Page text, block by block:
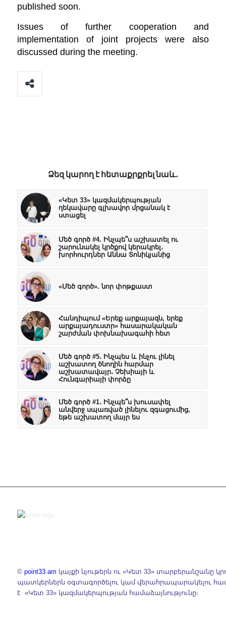
published soon.
Issues of further cooperation and
implementation of joint projects were also
discussed during the meeting.
Ձեզ կարող է հետաքրքրել նաև․
«Կետ 33» կազմակերպության
ղեկավարը գլխավոր մրցանակ է
ստացել
Մեծ գործ #4. Ինչպե՞ս աշխատել ու
շարունակել կրծքով կերակրել․
խորհուրդներ Աննա Տոնիկյանից
«Մեծ գործ». նոր փոթքաստ
Հանդիպում «Երեք արքայազն, երեք
արքայադուստր» հասարակական
շարժման փոխնախագահի հետ
Մեծ գործ #5․ Ինչպես և ինչու լինել
աշխատող ծնողին հարմար
աշխատավայր․ Չեխիայի և
Հունգարիայի փորձը
Մեծ գործ #1․ Ինչպե՞ս խուսափել
անվերջ սպառված լինելու զգացումից,
եթե աշխատող մայր ես
© point33.am կայքի նյութերն ու «Կետ 33» տարբերանշանը
պատկերներն օգտագործելու կամ վերահրապարակելու
է «Կետ 33» կազմակերպության համաձայնությունը։